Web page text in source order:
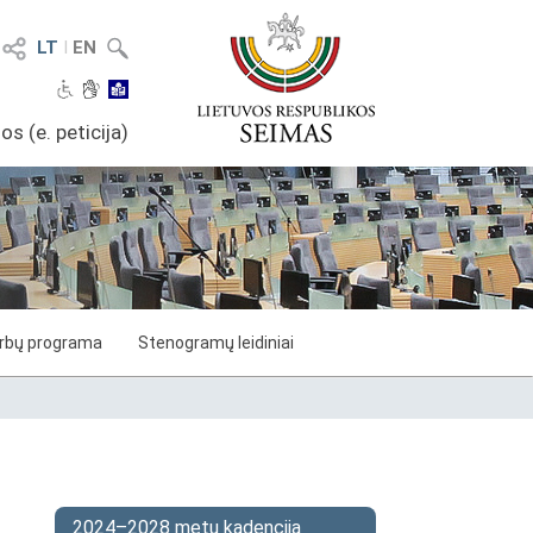
LT I EN
(e. peticija)
programa Stenogramų leidiniai
2024–2028 metų kadencija